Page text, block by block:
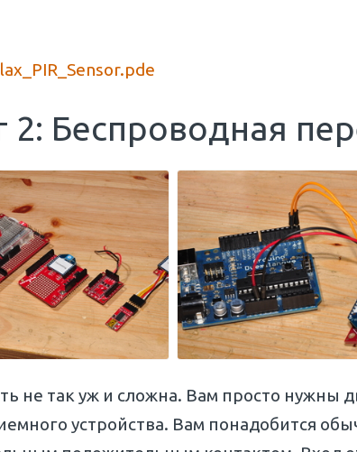
2: Беспроводная
не так уж и сложна. Вам просто нужны
устройства. Вам понадобится